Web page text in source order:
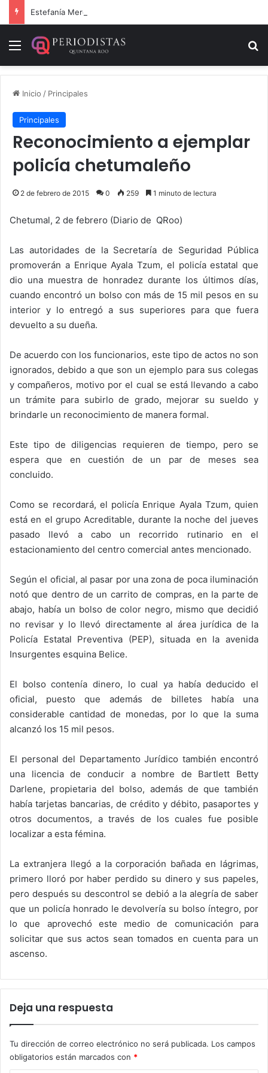
Menú
Inicio / Principales
Principales
Reconocimiento a ejemplar
policía chetumaleño
2 de febrero de 2015 0 259 1 minuto de lectura
Chetumal, 2 de febrero (Diario de QRoo)
Las autoridades de la Secretaría de Seguridad Pública
promoverán a Enrique Ayala Tzum, el policía estatal que
dio una muestra de honradez durante los últimos días,
cuando encontró un bolso con más de 15 mil pesos en su
interior y lo entregó a sus superiores para que fuera
devuelto a su dueña.
De acuerdo con los funcionarios, este tipo de actos no son
ignorados, debido a que son un ejemplo para sus colegas
y compañeros, motivo por el cual se está llevando a cabo
un trámite para subirlo de grado, mejorar su sueldo y
brindarle un reconocimiento de manera formal.
Este tipo de diligencias requieren de tiempo, pero se
espera que en cuestión de un par de meses sea
concluido.
Como se recordará, el policía Enrique Ayala Tzum, quien
está en el grupo Acreditable, durante la noche del jueves
pasado llevó a cabo un recorrido rutinario en el
estacionamiento del centro comercial antes mencionado.
Según el oficial, al pasar por una zona de poca iluminación
notó que dentro de un carrito de compras, en la parte de
abajo, había un bolso de color negro, mismo que decidió
no revisar y lo llevó directamente al área jurídica de la
Policía Estatal Preventiva (PEP), situada en la avenida
Insurgentes esquina Belice.
El bolso contenía dinero, lo cual ya había deducido el
oficial, puesto que además de billetes había una
considerable cantidad de monedas, por lo que la suma
alcanzó los 15 mil pesos.
El personal del Departamento Jurídico también encontró
una licencia de conducir a nombre de Bartlett Betty
Darlene, propietaria del bolso, además de que también
había tarjetas bancarias, de crédito y débito, pasaportes y
otros documentos, a través de los cuales fue posible
localizar a esta fémina.
La extranjera llegó a la corporación bañada en lágrimas,
primero lloró por haber perdido su dinero y sus papeles,
pero después su descontrol se debió a la alegría de saber
que un policía honrado le devolvería su bolso íntegro, por
lo que aprovechó este medio de comunicación para
solicitar que sus actos sean tomados en cuenta para un
ascenso.
Deja una respuesta
Tu dirección de correo electrónico no será publicada. Los campos
obligatorios están marcados con *